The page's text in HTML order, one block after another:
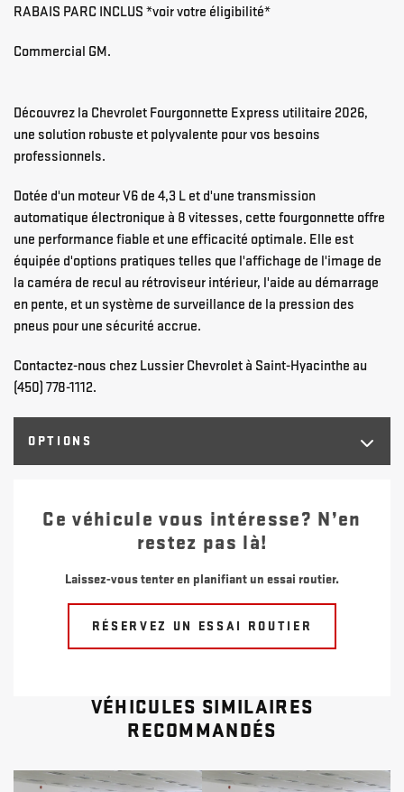
RABAIS PARC INCLUS *voir votre éligibilité*
Commercial GM.
Découvrez la Chevrolet Fourgonnette Express utilitaire 2026,
une solution robuste et polyvalente pour vos besoins
professionnels.
Dotée d'un moteur V6 de 4,3 L et d'une transmission
automatique électronique à 8 vitesses, cette fourgonnette offre
une performance fiable et une efficacité optimale. Elle est
équipée d'options pratiques telles que l'affichage de l'image de
la caméra de recul au rétroviseur intérieur, l'aide au démarrage
en pente, et un système de surveillance de la pression des
pneus pour une sécurité accrue.
Contactez-nous chez Lussier Chevrolet à Saint-Hyacinthe au
(450) 778-1112.
OPTIONS
Ce véhicule vous intéresse? N’en
restez pas là!
Laissez-vous tenter en planifiant un essai routier.
RÉSERVEZ UN ESSAI ROUTIER
VÉHICULES SIMILAIRES
RECOMMANDÉS